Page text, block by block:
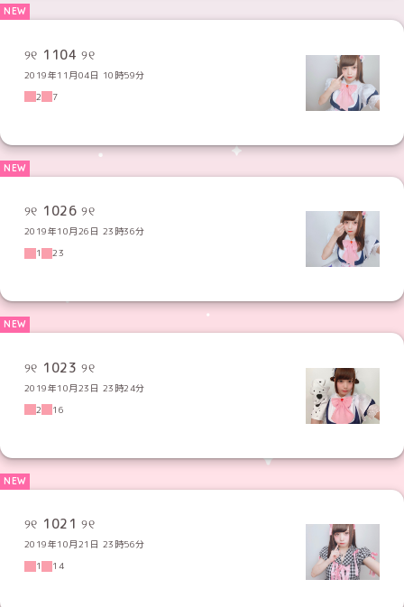
୨୧ 1104 ୨୧
2019年11月04日 10時59分
2
7
୨୧ 1026 ୨୧
2019年10月26日 23時36分
1
23
୨୧ 1023 ୨୧
2019年10月23日 23時24分
2
16
୨୧ 1021 ୨୧
2019年10月21日 23時56分
1
14